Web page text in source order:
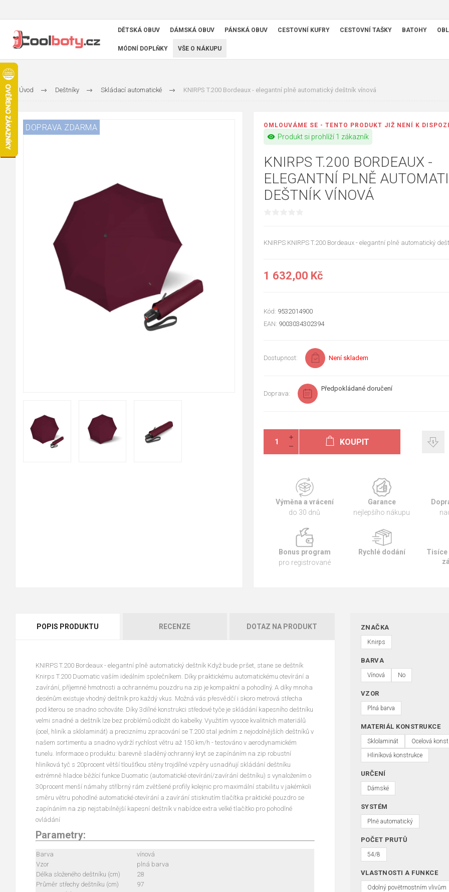
DĚTSKÁ OBUV DÁMSKÁ OBUV PÁNSKÁ OBUV CESTOVNÍ KUFRY CESTOVNÍ TAŠKY BATOHY
MÓDNÍ DOPLŇKY VŠE O NÁKUPU
Úvod Deštníky Skládací automatické KNIRPS T.200 Bordeaux - elegantní plně automatický deštník vínová
DOPRAVA ZDARMA OMLOUVÁME SE - TENTO PRODUKT JIŽ NENÍ K
visibility Produkt si prohlíží 1 zákazník
KNIRPS T.200 BORDEAUX -
ELEGANTNÍ PLNĚ
DEŠTNÍK VÍNOVÁ
KNIRPS KNIRPS T.200 Bordeaux - elegantní plně automatický
1 632,00 Kč
Kód: 9532014900
EAN: 9003034302394
Dostupnost: Není skladem
Doprava:
Předpokládané doručení
KOUPIT
Výměna a vrácení
do 30 dnů
Garance
nejlepšího nákupu
Bonus program
pro registrované
Rychlé dodání
Tisíce
POPIS PRODUKTU RECENZE DOTAZ NA PRODUKT
KNIRPS T.200 Bordeaux - elegantní plně automatický deštník Když bude pršet, stane se deštník
Knirps T.200 Duomatic vaším ideálním společníkem. Díky praktickému automatickému otevírání a
zavírání, příjemné hmotnosti a ochrannému pouzdru na zip je kompaktní a pohodlný. A díky mnoha
desénům existuje vhodný deštník pro každý vkus. Možná vás přesvědčí i skoro metrová střecha
pod kterou se snadno schováte. Díky 3dílné konstrukci středové tyče je skládání kapesního deštníku
velmi snadné a deštník lze bez problémů odložit do kabelky. Využitím vysoce kvalitních materiálů
(ocel, hliník a sklolaminát) a preciznímu zpracování se T.200 stal jedním z nejodolnějších deštníků v
našem sortimentu a snadno vydrží rychlost větru až 150 km/h - testováno v aerodynamickém
tunelu. Informace o produktu: barevně sladěný ochranný kryt se zapínáním na zip robustní
hliníková tyč s 20procent větší tloušťkou stěny trojdílné vzpěry usnadňují skládání deštníku
extrémně hladce běžící funkce Duomatic (automatické otevírání/zavírání deštníku) s vynaložením o
30procent menší námahy stříbrný rám zvětšené profily kolejnic pro maximální stabilitu v jakémkoli
směru větru pohodlné automatické otevírání a zavírání stisknutím tlačítka praktické pouzdro se
zapínáním na zip nejstabilnější kapesní deštník v nabídce extra velké tlačítko pro pohodlné
ovládání
Parametry:
Barva
vínová
Vzor
plná barva
Délka složeného deštníku (cm)
28
Průměr střechy deštníku (cm)
97
ZNAČKA
Knirps
BARVA
Vínová No
VZOR
Plná barva
MATERIÁL KONSTRUKCE
Sklolaminát
Ocelová
Hliníková konstrukce
URČENÍ
Dámské
SYSTÉM
Plně automatický
POČET PRUTŮ
54/8
VLASTNOSTI A FUNKCE
Odolný povětrnostním vlivům